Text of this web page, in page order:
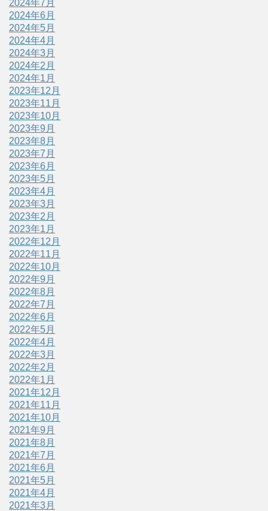
2024年7月
2024年6月
2024年5月
2024年4月
2024年3月
2024年2月
2024年1月
2023年12月
2023年11月
2023年10月
2023年9月
2023年8月
2023年7月
2023年6月
2023年5月
2023年4月
2023年3月
2023年2月
2023年1月
2022年12月
2022年11月
2022年10月
2022年9月
2022年8月
2022年7月
2022年6月
2022年5月
2022年4月
2022年3月
2022年2月
2022年1月
2021年12月
2021年11月
2021年10月
2021年9月
2021年8月
2021年7月
2021年6月
2021年5月
2021年4月
2021年3月